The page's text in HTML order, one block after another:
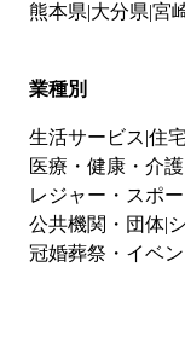
熊本県 大分県 宮
業種別
生活サービス 住宅
医療・健康・介護
レジャー・スポ
公共機関・団体
冠婚葬祭・イベン